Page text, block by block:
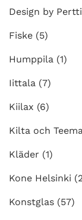
Design by
Fiske (5)
Humppila (1)
Iittala (7)
Kiilax (6)
Kilta och
Kläder (1)
Kone Helsinki
Konstglas (57)